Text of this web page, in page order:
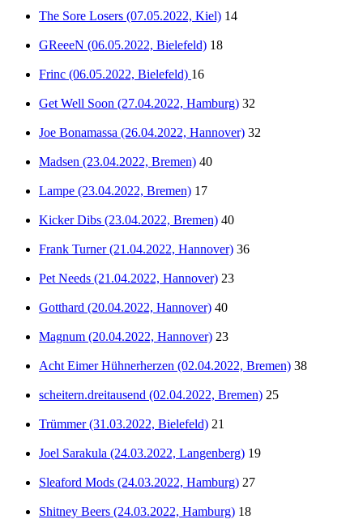
The Sore Losers (07.05.2022, Kiel) 14
GReeeN (06.05.2022, Bielefeld) 18
Frinc (06.05.2022, Bielefeld) 16
Get Well Soon (27.04.2022, Hamburg) 32
Joe Bonamassa (26.04.2022, Hannover) 32
Madsen (23.04.2022, Bremen) 40
Lampe (23.04.2022, Bremen) 17
Kicker Dibs (23.04.2022, Bremen) 40
Frank Turner (21.04.2022, Hannover) 36
Pet Needs (21.04.2022, Hannover) 23
Gotthard (20.04.2022, Hannover) 40
Magnum (20.04.2022, Hannover) 23
Acht Eimer Hühnerherzen (02.04.2022, Bremen) 38
scheitern.dreitausend (02.04.2022, Bremen) 25
Trümmer (31.03.2022, Bielefeld) 21
Joel Sarakula (24.03.2022, Langenberg) 19
Sleaford Mods (24.03.2022, Hamburg) 27
Shitney Beers (24.03.2022, Hamburg) 18